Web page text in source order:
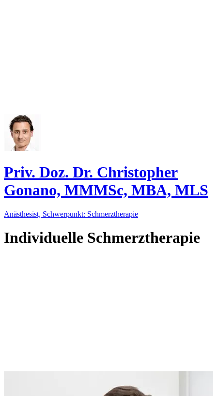
Priv. Doz. Dr. Christopher
Gonano, MMMSc, MBA, MLS
Anästhesist, Schwerpunkt: Schmerztherapie
Individuelle Schmerztherapie